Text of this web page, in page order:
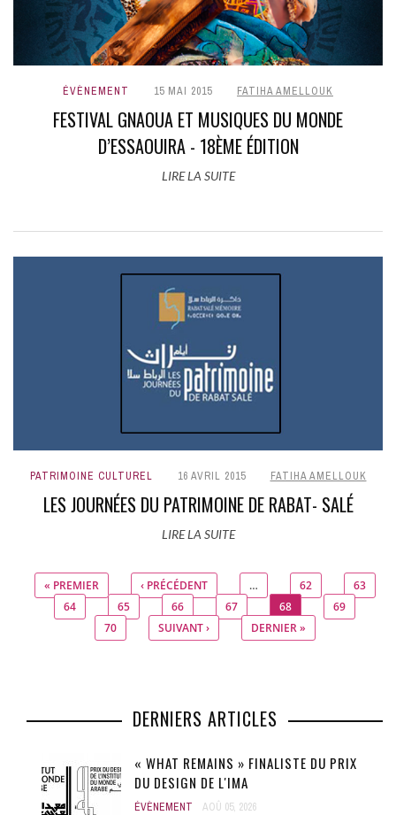
ÉVÈNEMENT 15 MAI 2015 FATIHA AMELLOUK
FESTIVAL GNAOUA ET MUSIQUES DU MONDE
D’ESSAOUIRA - 18ÈME ÉDITION
LIRE LA SUITE
PATRIMOINE CULTUREL 16 AVRIL 2015 FATIHA AMELLOUK
LES JOURNÉES DU PATRIMOINE DE RABAT- SALÉ
LIRE LA SUITE
Pages
« PREMIER ‹ PRÉCÉDENT … 62
63
64
65 66 67 68
69
70
SUIVANT › DERNIER »
DERNIERS ARTICLES
« WHAT REMAINS » FINALISTE DU PRIX
DU DESIGN DE L'IMA
ÉVÈNEMENT AOÛ 05, 2026